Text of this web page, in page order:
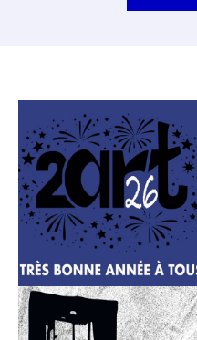
* Champ obligatoire